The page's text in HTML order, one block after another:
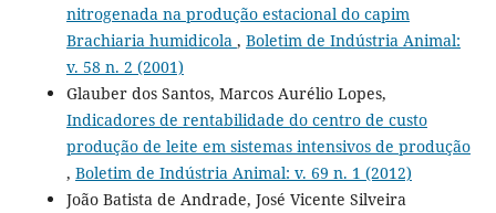
nitrogenada na produção estacional do capim
Brachiaria humidicola , Boletim de Indústria Animal:
v. 58 n. 2 (2001)
Glauber dos Santos, Marcos Aurélio Lopes,
Indicadores de rentabilidade do centro de custo
produção de leite em sistemas intensivos de produção
, Boletim de Indústria Animal: v. 69 n. 1 (2012)
João Batista de Andrade, José Vicente Silveira